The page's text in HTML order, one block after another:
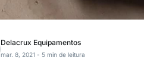
Delacrux Equipamentos
mar. 8, 2021 - 5 min de leitura